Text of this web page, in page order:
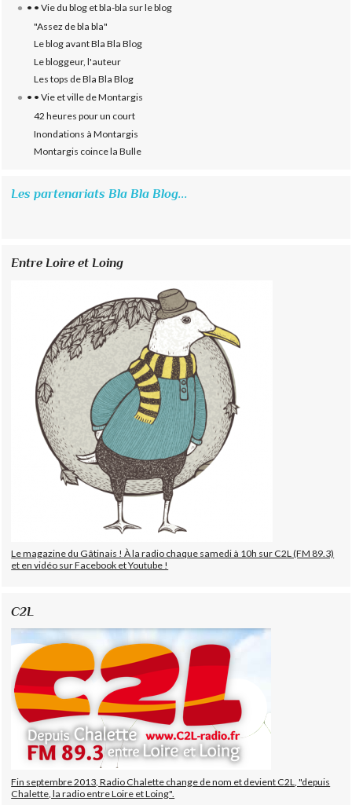
• • Vie du blog et bla-bla sur le blog
"Assez de bla bla"
Le blog avant Bla Bla Blog
Le bloggeur, l'auteur
Les tops de Bla Bla Blog
• • Vie et ville de Montargis
42 heures pour un court
Inondations à Montargis
Montargis coince la Bulle
Les partenariats Bla Bla Blog...
Entre Loire et Loing
Le magazine du Gâtinais ! À la radio chaque samedi à 10h sur C2L (FM 89.3)
et en vidéo sur Facebook et Youtube !
C2L
Fin septembre 2013, Radio Chalette change de nom et devient C2L, "depuis
Chalette, la radio entre Loire et Loing".